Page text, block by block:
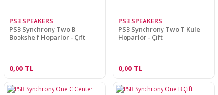
PSB SPEAKERS
PSB Synchrony Two B
Bookshelf Hoparlör - Çift
0,00 TL
PSB SPEAKERS
PSB Synchrony Two T Kule
Hoparlör - Çift
0,00 TL